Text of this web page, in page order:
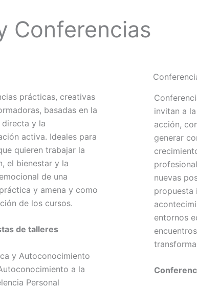
Conferencias
prácticas, creativas
basadas en la
y la
activa. Ideales para
quieren trabajar la
el bienestar y la
de una
y amena y como
de los cursos.
de talleres
y Autoconocimiento
a la
Personal
invitan a
acción,
generar
nuevas
propuesta
entornos